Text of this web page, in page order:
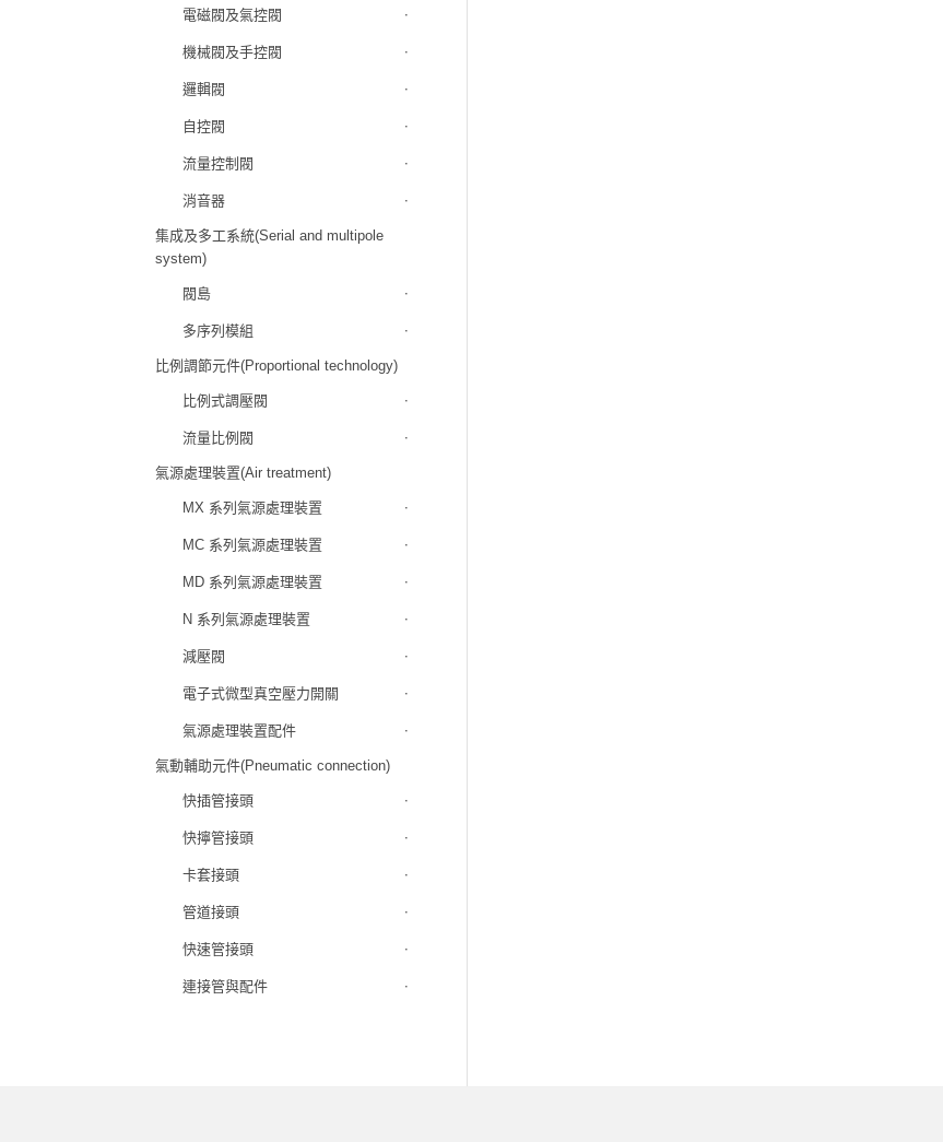
電磁閥及氣控閥
機械閥及手控閥
邏輯閥
自控閥
流量控制閥
消音器
集成及多工系統(Serial and multipole
system)
閥島
多序列模組
比例調節元件(Proportional technology)
比例式調壓閥
流量比例閥
氣源處理裝置(Air treatment)
MX 系列氣源處理裝置
MC 系列氣源處理裝置
MD 系列氣源處理裝置
N 系列氣源處理裝置
減壓閥
電子式微型真空壓力開關
氣源處理裝置配件
氣動輔助元件(Pneumatic connection)
快插管接頭
快擰管接頭
卡套接頭
管道接頭
快速管接頭
連接管與配件